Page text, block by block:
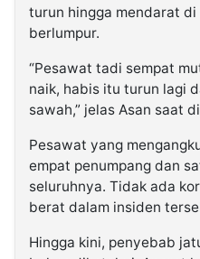
turun hingga mendarat
berlumpur.
“Pesawat tadi sempat
naik, habis itu turun lagi
sawah,” jelas Asan saat
Pesawat yang
empat penumpang dan
seluruhnya. Tidak ada
berat dalam insiden
Hingga kini, penyebab